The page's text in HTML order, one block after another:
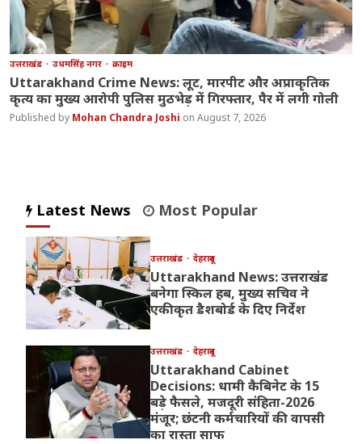
उत्तराखंड उधमसिंह नगर क्राइम
Uttarakhand Crime News: लूट, मारपीट और अप्राकृतिक
कृत्य का मुख्य आरोपी पुलिस मुठभेड़ में गिरफ्तार, पैर में लगी गोली
Mohan Chandra Joshi August 7, 2026
Latest News Most Popular
उत्तराखंड देहरादून
Uttarakhand News: उत्तराखंड
बनेगा स्किल हब, मुख्य सचिव ने
एकीकृत डैशबोर्ड के दिए निर्देश
उत्तराखंड देहरादून
Uttarakhand Cabinet
Decisions: धामी कैबिनेट के 15
बड़े फैसले, मजदूरी संहिता-2026
मंजूर; छंटनी कर्मचारियों की वापसी
का रास्ता साफ